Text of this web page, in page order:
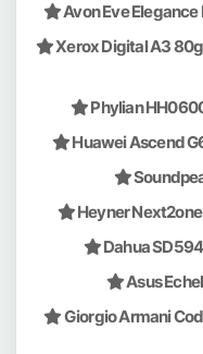
Avon Eve Elegance
Xerox Digital A3 80g
Phylian
Huawei Ascend
Heyner Next2one
Dahua
Asus
Giorgio Armani